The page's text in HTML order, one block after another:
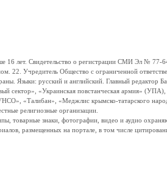
лет. Свидетельство о регистрации СМИ Эл № 77-
22. Учредитель Общество с ограниченной
Языки: русский и английский. Главный
сектор», «Украинская повстанческая
«Талибан», «Меджлис крымско-татарского
религиозные организации.
товарные знаки, фотографии, видео и аудио
размещенных на портале, в том числе